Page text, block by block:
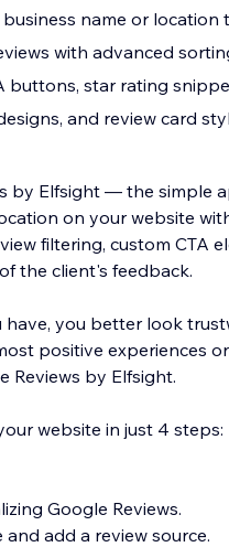
name or location
with advanced
buttons, star rating
and review card
by Elfsight — the simple
without any coding skills needed.
filtering, custom CTA
the client's feedback.
you better look
positive experiences
Reviews by Elfsight.
website in just 4 steps:
Google Reviews.
add a review source.